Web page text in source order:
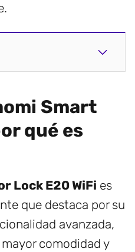
Smart
qué es
Lock E20 WiFi es
que destaca por su
avanzada,
comodidad y